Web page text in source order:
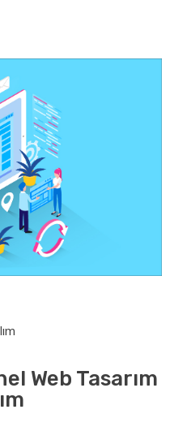
Web Tasarım